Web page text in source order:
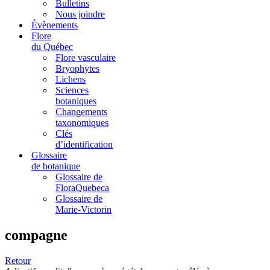
Bulletins
Nous joindre
Évènements
Flore
du Québec
Flore vasculaire
Bryophytes
Lichens
Sciences
botaniques
Changements
taxonomiques
Clés
d’identification
Glossaire
de botanique
Glossaire de
FloraQuebeca
Glossaire de
Marie-Victorin
compagne
Retour